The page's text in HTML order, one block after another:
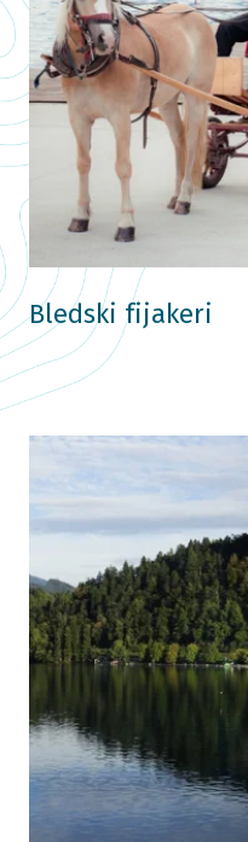
Bledski fijakeri